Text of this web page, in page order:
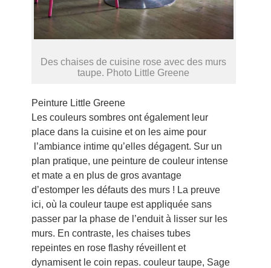
Des chaises de cuisine rose avec des murs
taupe. Photo Little Greene
Peinture Little Greene
Les couleurs sombres ont également leur
place dans la cuisine et on les aime pour
l’ambiance intime qu’elles dégagent. Sur un
plan pratique, une peinture de couleur intense
et mate a en plus de gros avantage
d’estomper les défauts des murs ! La preuve
ici, où la couleur taupe est appliquée sans
passer par la phase de l’enduit à lisser sur les
murs. En contraste, les chaises tubes
repeintes en rose flashy réveillent et
dynamisent le coin repas. couleur taupe, Sage